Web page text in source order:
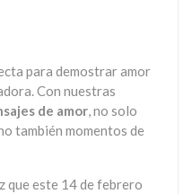
para demostrar amor
Con nuestras
de amor, no solo
también momentos de
que este 14 de febrero